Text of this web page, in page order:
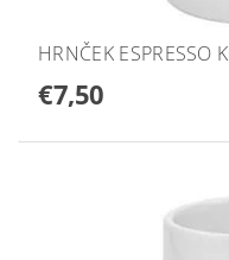
HRNČEK ESPRESSO
€7,50